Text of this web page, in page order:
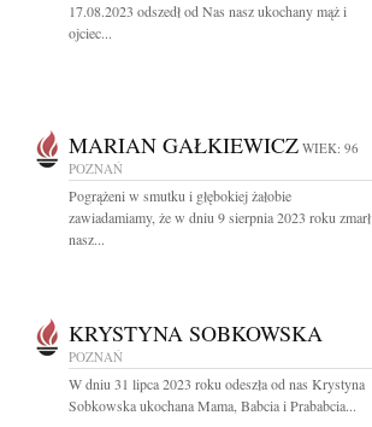
17.08.2023 odszedł od Nas nasz ukochany mąż i
ojciec...
MARIAN GAŁKIEWICZ WIEK: 96
POZNAŃ
Pogrążeni w smutku i głębokiej żałobie
zawiadamiamy, że w dniu 9 sierpnia 2023 roku zmarł
nasz...
KRYSTYNA SOBKOWSKA
POZNAŃ
W dniu 31 lipca 2023 roku odeszła od nas Krystyna
Sobkowska ukochana Mama, Babcia i Prababcia...